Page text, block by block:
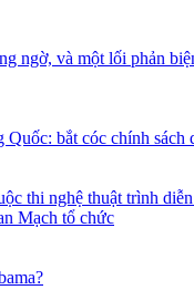
ngờ, và một lối phản
bắt cóc chính sách
thi nghệ thuật trình
Mạch tổ chức